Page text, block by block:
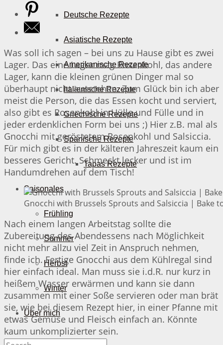
Deutsche Rezepte
Asiatische Rezepte
Amerikanische Rezepte
Italienische Rezepte
Griechische Rezepte
Spanische Rezepte
Tapas Rezepte
Saisonales
Frühling
Sommer
Herbst
Winter
Über mich
Was soll ich sagen – bei uns zu Hause gibt es zwei
Lager. Das eine Lager mag Rosenkohl, das andere
Lager, kann die kleinen grünen Dinger mal so
überhaupt nicht ausstehen. Zum Glück bin ich aber
meist die Person, die das Essen kocht und serviert,
also gibt es Rosenkohl in Hülle und Fülle und in
jeder erdenklichen Form bei uns ;) Hier z.B. mal als
Gnocchi mit geröstetem Rosenkohl und Salsiccia.
Für mich gibt es in der kälteren Jahreszeit kaum ein
besseres Gericht. Schmeckt lecker und ist im
Handumdrehen auf dem Tisch!
Gnocchi with Brussels Sprouts and Salsiccia | Bake
Nach einem langen Arbeitstag sollte die
Zubereitung des Abendessens nach Möglichkeit
nicht mehr allzu viel Zeit in Anspruch nehmen,
finde ich. Fertige Gnocchi aus dem Kühlregal sind
hier einfach ideal. Man muss sie i.d.R. nur kurz in
heißem Wasser erwärmen und kann sie dann
zusammen mit einer Soße servieren oder man brät
sie, wie bei diesem Rezept hier, in einer Pfanne mit
etwas Gemüse und Fleisch einfach an. Könnte
kaum unkomplizierter sein.